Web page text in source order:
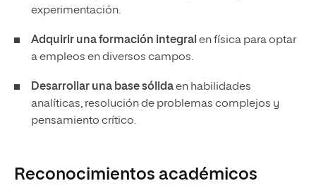
experimentación.
Adquirir una formación integral en física para optar
a empleos en diversos campos.
Desarrollar una base sólidaen habilidades
analíticas, resolución de problemas complejos y
pensamiento crítico.
Reconocimientos académicos